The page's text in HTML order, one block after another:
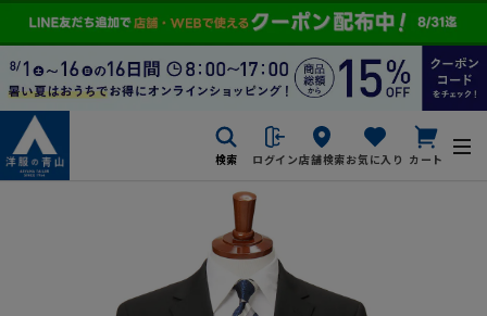
検索 ログイン店舗検索お気に入り カート